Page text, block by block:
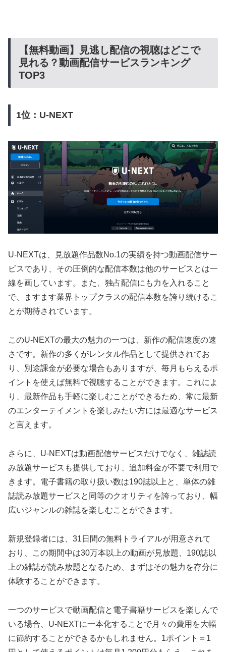
【無料動画】見逃し配信の視聴はどこで
見れる？動画配信サービスランキング
TOP3
1位：U-NEXT
U-NEXTは、見放題作品数No.1の実績を持つ動画配信サー
ビスであり、その圧倒的な配信本数は他のサービスとは一
線を画しています。また、独占配信にも力を入れること
で、ますます業界トップクラスの配信本数を誇り続けるこ
とが期待されています。
このU-NEXTの最大の魅力の一つは、新作の配信速度の速
さです。新作の多くがレンタル作品として提供されてお
り、別途課金が必要な場合もありますが、毎月もらえるポ
イントを使えば無料で視聴することができます。これによ
り、最新作品も手軽に楽しむことができるため、常に最新
のエンターテイメントを楽しみたい方には最適なサービス
と言えます。
さらに、U-NEXTは動画配信サービスだけでなく、雑誌読
み放題サービスも提供しており、追加料金が不要で利用で
きます。電子書籍の取り扱い数は190誌以上と、単体の雑
誌読み放題サービスと同等のクオリティを誇っており、幅
広いジャンルの雑誌を楽しむことができます。
新規登録者には、31日間の無料トライアルが用意されて
おり、この期間中は30万本以上の動画が見放題、190誌以
上の雑誌が読み放題となるため、まずはその魅力を存分に
体験することができます。
一つのサービスで動画配信と電子書籍サービスを楽しんで
いる場合、U-NEXTに一本化することで月々の費用を大幅
に節約することができるかもしれません。1ポイント＝1